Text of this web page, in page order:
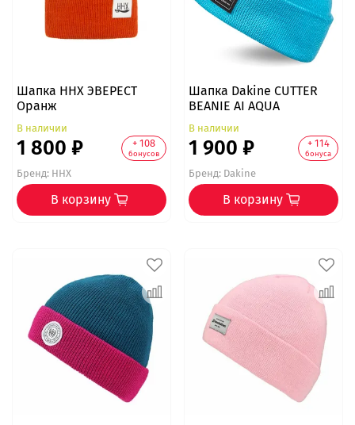
Шапка ННХ ЭВЕРЕСТ
Оранж
В наличии
1 800 ₽ + 108
бонусов
Бренд:ННХ
В корзину
Шапка Dakine CUTTER
BEANIE AI AQUA
В наличии
1 900 ₽ + 114
бонуса
Бренд:Dakine
В корзину